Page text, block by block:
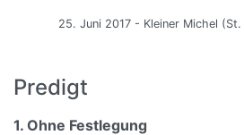
25. Juni 2017 - Kleiner Michel
Predigt
1. Ohne Festlegung